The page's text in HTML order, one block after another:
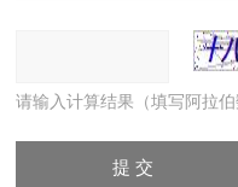
请输入计算结果（填写阿拉